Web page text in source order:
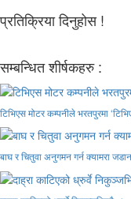
प्रतिक्रिया दिनुहोस !
सम्बन्धित शीर्षकहरु :
टिभिएस मोटर कम्पनीले भरतपुरमा
बाघ र चितुवा अनुगमन गर्न क्यामरा जडान